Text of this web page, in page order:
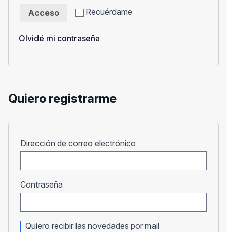
Recuérdame
Acceso
Olvidé mi contraseña
Quiero registrarme
Dirección de correo electrónico
Contraseña
Quiero recibir las novedades por mail